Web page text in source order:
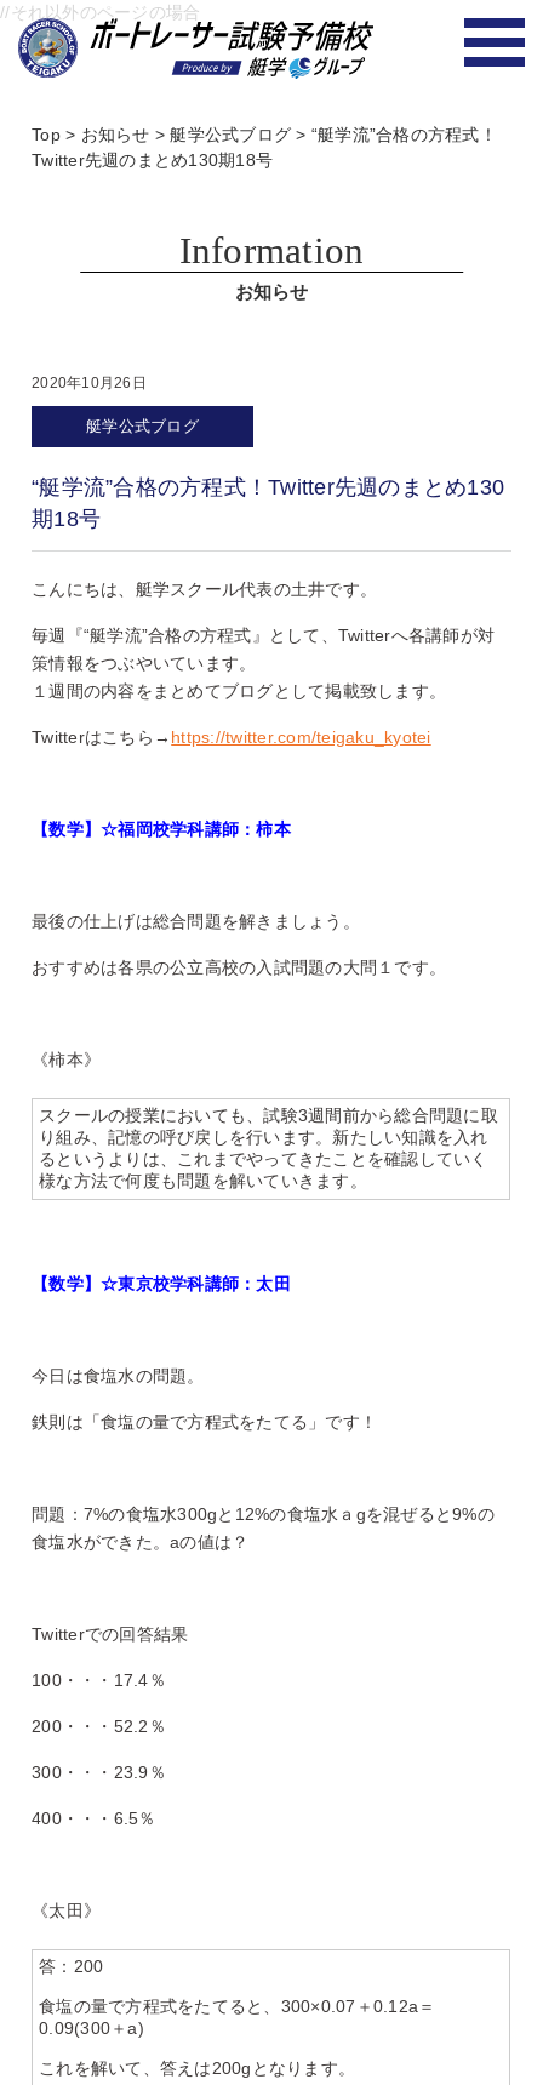
//それ以外のページの場合
Top> お知らせ >艇学公式ブログ > “艇学流”合格の方程式！
Twitter先週のまとめ130期18号
Information
お知らせ
2020年10月26日
艇学公式ブログ
“艇学流”合格の方程式！Twitter先週のまとめ130
期18号
こんにちは、艇学スクール代表の土井です。
毎週『“艇学流”合格の方程式』として、Twitterへ各講師が対
策情報をつぶやいています。
１週間の内容をまとめてブログとして掲載致します。
Twitterはこちら→ https://twitter.com/teigaku_kyotei
【数学】☆福岡校学科講師：柿本
最後の仕上げは総合問題を解きましょう。
おすすめは各県の公立高校の入試問題の大問１です。
《柿本》
スクールの授業においても、試験3週間前から総合問題に取
り組み、記憶の呼び戻しを行います。新たしい知識を入れ
るというよりは、これまでやってきたことを確認していく
様な方法で何度も問題を解いていきます。
【数学】☆東京校学科講師：太田
今日は食塩水の問題。
鉄則は「食塩の量で方程式をたてる」です！
問題：7%の食塩水300gと12%の食塩水ａgを混ぜると9%の
食塩水ができた。aの値は？
Twitterでの回答結果
100・・・17.4％
200・・・52.2％
300・・・23.9％
400・・・6.5％
《太田》
答：200
食塩の量で方程式をたてると、300×0.07＋0.12a＝
0.09(300＋a)
これを解いて、答えは200gとなります。